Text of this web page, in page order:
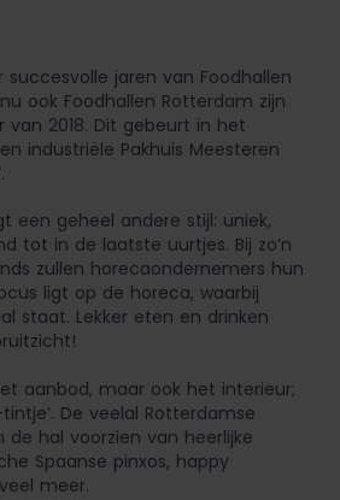
succesvolle jaren van Foodhallen
ook Foodhallen Rotterdam zijn
van 2018. Dit gebeurt in het
industriële Pakhuis Meesteren
een geheel andere stijl: uniek,
tot in de laatste uurtjes. Bij zo’n
zullen horecaondernemers hun
ligt op de horeca, waarbij
staat. Lekker eten en drinken
aanbod, maar ook het interieur;
De veelal Rotterdamse
de hal voorzien van heerlijke
Spaanse pinxos, happy
meer.